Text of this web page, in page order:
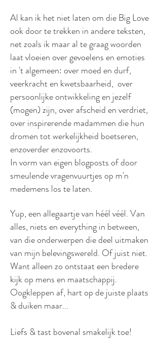
Al kan ik het niet laten om die Big Love
ook door te trekken in andere teksten,
net zoals ik maar al te graag woorden
laat vloeien over gevoelens en emoties
in 't algemeen: over moed en durf,
veerkracht en kwetsbaarheid, over
persoonlijke ontwikkeling en jezelf
(mogen) zijn, over afscheid en verdriet,
over inspirerende madammen die hun
dromen tot werkelijkheid boetseren,
enzoverder enzovoorts.
In vorm van eigen blogposts of door
smeulende vragenvuurtjes op m'n
medemens los te laten.
Yup, een allegaartje van héél véél. Van
alles, niets en everything in between,
van die onderwerpen die deel uitmaken
van mijn belevingswereld. Of juist niet.
Want alleen zo ontstaat een bredere
kijk op mens en maatschappij.
Oogkleppen af, hart op de juiste plaats
& duiken maar...
Liefs & tast bovenal smakelijk toe!